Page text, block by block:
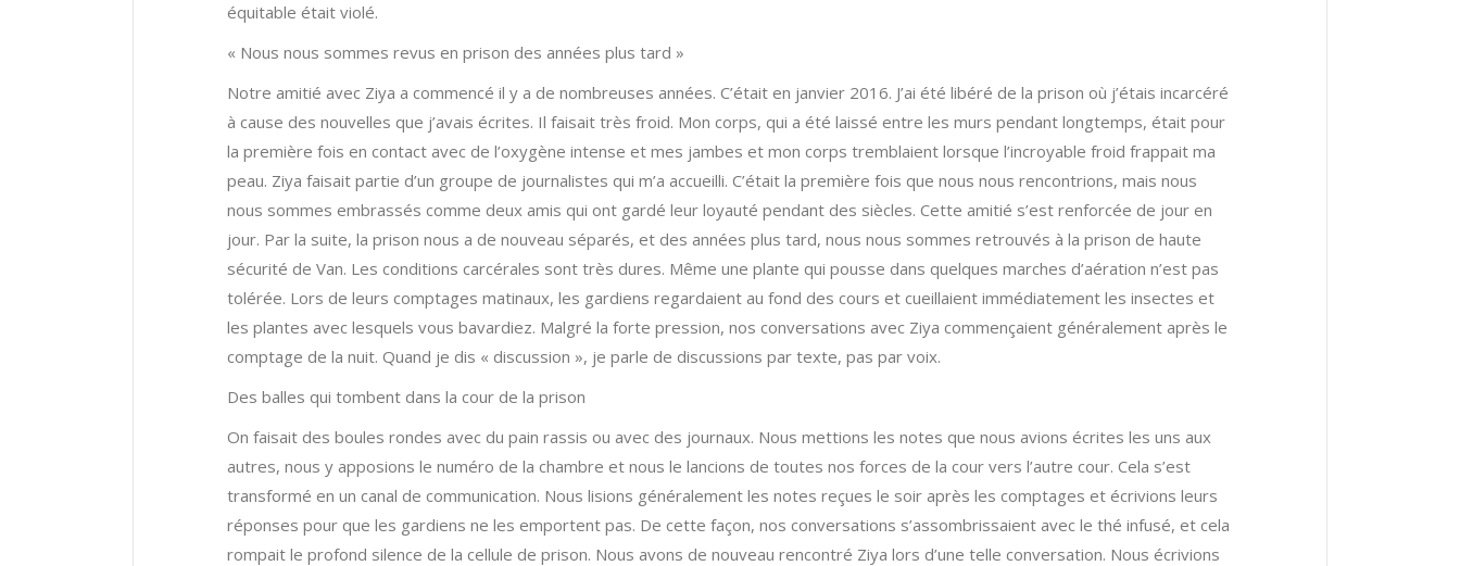
équitable était violé.
« Nous nous sommes revus en prison des années plus tard »
Notre amitié avec Ziya a commencé il y a de nombreuses années. C’était en janvier 2016. J’ai été libéré de la prison où j’étais incarcéré
à cause des nouvelles que j’avais écrites. Il faisait très froid. Mon corps, qui a été laissé entre les murs pendant longtemps, était pour
la première fois en contact avec de l’oxygène intense et mes jambes et mon corps tremblaient lorsque l’incroyable froid frappait ma
peau. Ziya faisait partie d’un groupe de journalistes qui m’a accueilli. C’était la première fois que nous nous rencontrions, mais nous
nous sommes embrassés comme deux amis qui ont gardé leur loyauté pendant des siècles. Cette amitié s’est renforcée de jour en
jour. Par la suite, la prison nous a de nouveau séparés, et des années plus tard, nous nous sommes retrouvés à la prison de haute
sécurité de Van. Les conditions carcérales sont très dures. Même une plante qui pousse dans quelques marches d’aération n’est pas
tolérée. Lors de leurs comptages matinaux, les gardiens regardaient au fond des cours et cueillaient immédiatement les insectes et
les plantes avec lesquels vous bavardiez. Malgré la forte pression, nos conversations avec Ziya commençaient généralement après le
comptage de la nuit. Quand je dis « discussion », je parle de discussions par texte, pas par voix.
Des balles qui tombent dans la cour de la prison
On faisait des boules rondes avec du pain rassis ou avec des journaux. Nous mettions les notes que nous avions écrites les uns aux
autres, nous y apposions le numéro de la chambre et nous le lancions de toutes nos forces de la cour vers l’autre cour. Cela s’est
transformé en un canal de communication. Nous lisions généralement les notes reçues le soir après les comptages et écrivions leurs
réponses pour que les gardiens ne les emportent pas. De cette façon, nos conversations s’assombrissaient avec le thé infusé, et cela
rompait le profond silence de la cellule de prison. Nous avons de nouveau rencontré Ziya lors d’une telle conversation. Nous écrivions